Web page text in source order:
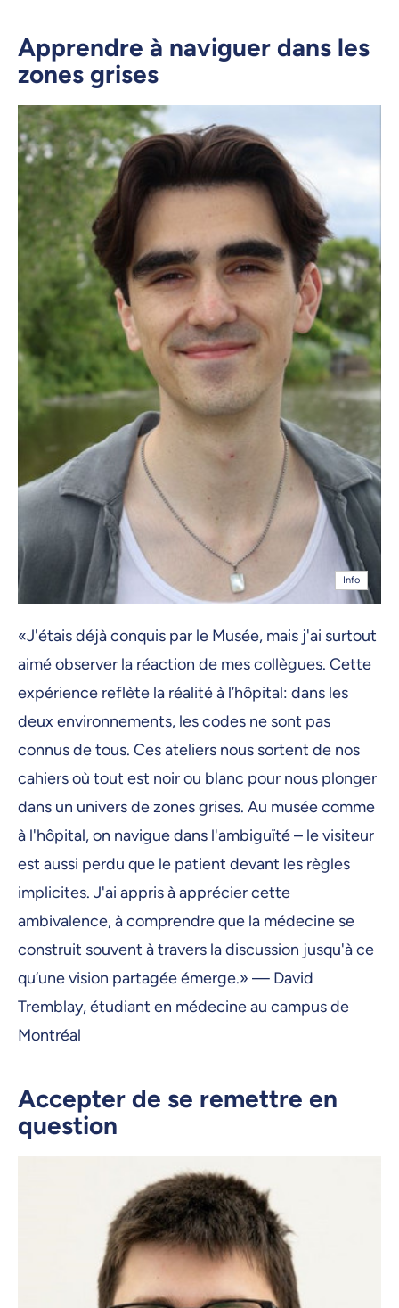
Apprendre à naviguer dans les
zones grises
Info
«J'étais déjà conquis par le Musée, mais j'ai surtout
aimé observer la réaction de mes collègues. Cette
expérience reflète la réalité à l’hôpital: dans les
deux environnements, les codes ne sont pas
connus de tous. Ces ateliers nous sortent de nos
cahiers où tout est noir ou blanc pour nous plonger
dans un univers de zones grises. Au musée comme
à l'hôpital, on navigue dans l'ambiguïté – le visiteur
est aussi perdu que le patient devant les règles
implicites. J'ai appris à apprécier cette
ambivalence, à comprendre que la médecine se
construit souvent à travers la discussion jusqu'à ce
qu’une vision partagée émerge.» — David
Tremblay, étudiant en médecine au campus de
Montréal
Accepter de se remettre en
question